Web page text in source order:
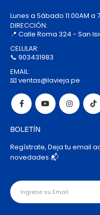
Lunes a Sábado 11:00AM a
DIRECCIÓN:
📍 Calle Roma 324 - San
CELULAR:
📞 903431983
EMAIL:
📧 ventas@lavieja.pe
BOLETÍN
Regístrate, Deja tu email
novedades 📬